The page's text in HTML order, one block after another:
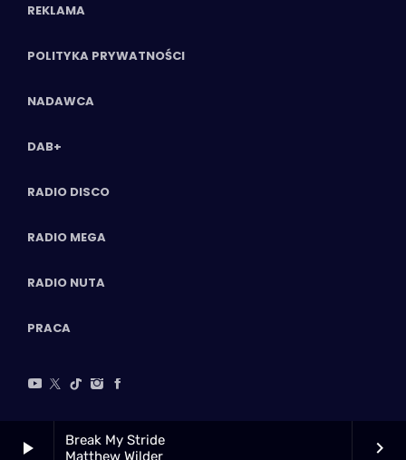
play_arrow
Break My Stride
Matthew Wilder
keyboard_arrow_right
REKLAMA
POLITYKA PRYWATNOŚCI
NADAWCA
DAB+
RADIO DISCO
RADIO MEGA
RADIO NUTA
PRACA